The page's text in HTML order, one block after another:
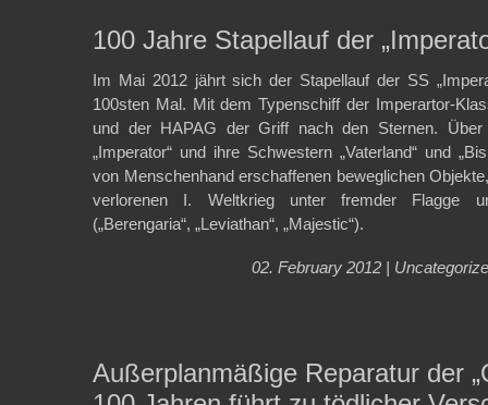
100 Jahre Stapellauf der
Im Mai 2012 jährt sich der Stapellauf der SS
100sten Mal. Mit dem Typenschiff der Imperartor-
und der HAPAG der Griff nach den Sternen.
„Imperator“ und ihre Schwestern „Vaterland“ und
von Menschenhand erschaffenen beweglichen
verlorenen I. Weltkrieg unter fremder Flagge
(„Berengaria“, „Leviathan“, „Majestic“).
02. February 2012 |
Außerplanmäßige Reparatur der